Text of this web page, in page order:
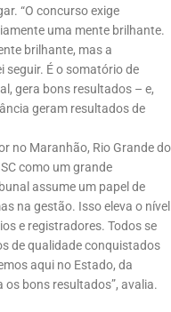
“O concurso exige
uma mente brilhante.
brilhante, mas a
seguir. É o somatório de
gera bons resultados – e,
geram resultados de
no Maranhão, Rio Grande do
como um grande
assume um papel de
na gestão. Isso eleva o nível
e registradores. Todos se
de qualidade conquistados
aqui no Estado, da
os bons resultados”, avalia.